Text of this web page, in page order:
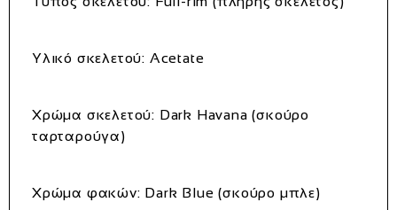
Υλικό σκελετού: Acetate
Χρώμα σκελετού: Dark Havana (σκούρο
ταρταρούγα)
Χρώμα φακών: Dark Blue (σκούρο μπλε)